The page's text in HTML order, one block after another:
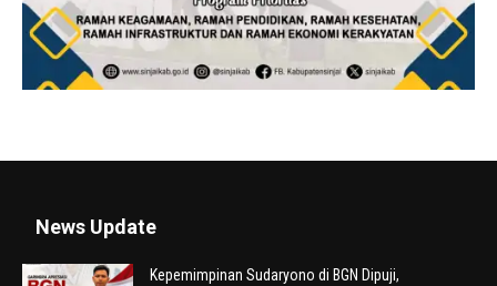
News Update
Kepemimpinan Sudaryono di BGN Dipuji,